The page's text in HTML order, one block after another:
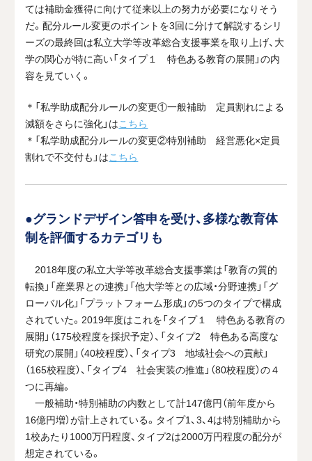
ては補助金獲得に向けて従来以上の努力が必要になりそう
だ。配分ルール変更のポイントを3回に分けて解説するシリ
ーズの最終回は私立大学等改革総合支援事業を取り上げ、大
学の関心が特に高い「タイプ１ 特色ある教育の展開」の内
容を見ていく。
＊「私学助成配分ルールの変更①一般補助 定員割れによる
減額をさらに強化」はこちら
＊「私学助成配分ルールの変更②特別補助 経営悪化×定員
割れで不交付も」はこちら
●グランドデザイン答申を受け、多様な教育体
制を評価するカテゴリも
2018年度の私立大学等改革総合支援事業は「教育の質的
転換」「産業界との連携」「他大学等との広域・分野連携」「グ
ローバル化」「プラットフォーム形成」の5つのタイプで構成
されていた。2019年度はこれを「タイプ１ 特色ある教育の
展開」（175校程度を採択予定）、「タイプ2 特色ある高度な
研究の展開」（40校程度）、「タイプ3 地域社会への貢献」
（165校程度）、「タイプ4 社会実装の推進」（80校程度）の４
つに再編。
一般補助・特別補助の内数として計147億円（前年度から
16億円増）が計上されている。タイプ1、3、4は特別補助から
1校あたり1000万円程度、タイプ2は2000万円程度の配分が
想定されている。